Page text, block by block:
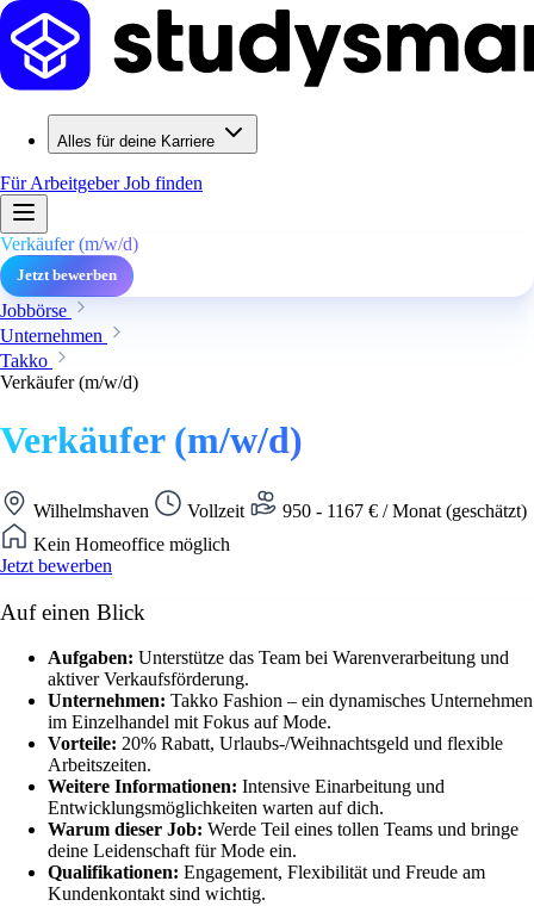
Alles für deine Karriere
Für ArbeitgeberJob finden
Verkäufer (m/w/d)
Jetzt bewerben
Jobbörse
Unternehmen
Takko
Verkäufer (m/w/d)
Verkäufer (m/w/d)
Wilhelmshaven Vollzeit
950 - 1167 € / Monat (geschätzt)
Kein Homeoffice möglich
Jetzt bewerben
Auf einen Blick
Aufgaben: Unterstütze das Team bei Warenverarbeitung und
aktiver Verkaufsförderung.
Unternehmen: Takko Fashion – ein dynamisches Unternehmen
im Einzelhandel mit Fokus auf Mode.
Vorteile: 20% Rabatt, Urlaubs-/Weihnachtsgeld und flexible
Arbeitszeiten.
Weitere Informationen: Intensive Einarbeitung und
Entwicklungsmöglichkeiten warten auf dich.
Warum dieser Job: Werde Teil eines tollen Teams und bringe
deine Leidenschaft für Mode ein.
Qualifikationen: Engagement, Flexibilität und Freude am
Kundenkontakt sind wichtig.